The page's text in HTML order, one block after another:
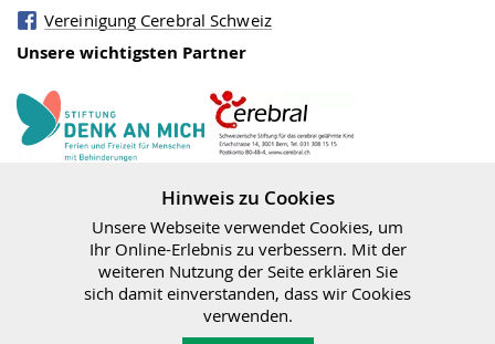
Vereinigung Cerebral Schweiz
Unsere wichtigsten Partner
Bundesamt für
Hinweis zu Cookies
Unsere Webseite verwendet Cookies, um
Ihr Online-Erlebnis zu verbessern. Mit der
weiteren Nutzung der Seite erklären Sie
sich damit einverstanden, dass wir Cookies
verwenden.